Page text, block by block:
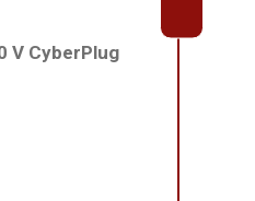
V CyberPlug